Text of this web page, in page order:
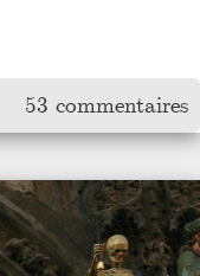
53 commentaires